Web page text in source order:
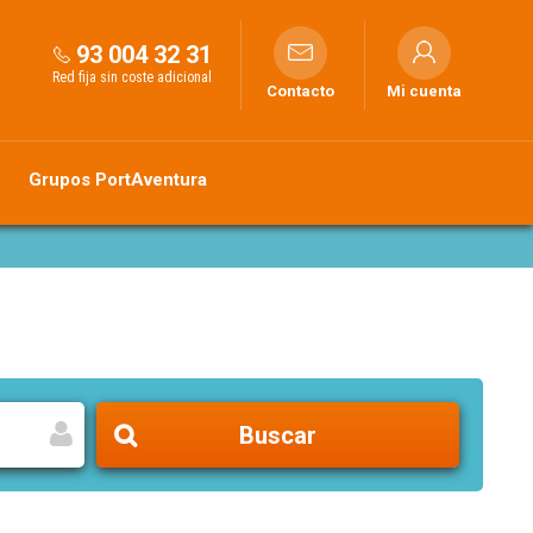
93 004 32 31
Red fija sin coste adicional
Contacto Mi cuenta
Grupos PortAventura
Buscar